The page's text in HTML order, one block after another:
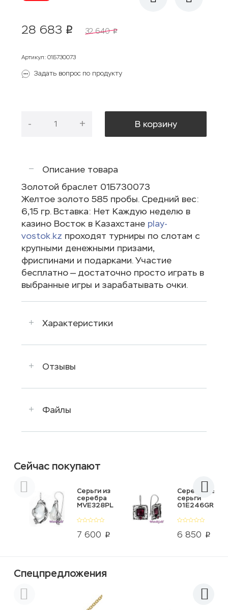
28 683 p 32 640 p
Артикул: 01Б730073
Задать вопрос по продукту
- + В корзину
Описание товара
Золотой браслет 01Б730073
Желтое золото 585 пробы. Средний вес:
6,15 гр. Вставка: Нет Каждую неделю в
казино Восток в Казахстане play-
vostok.kz проходят турниры по слотам с
крупными денежными призами,
фриспинами и подарками. Участие
бесплатно — достаточно просто играть в
выбранные игры и зарабатывать очки.
Характеристики
Отзывы
Файлы
Сейчас покупают
7 600 p
Серьги из
серебра
MVE328PL
6 850 p
Серебряные
серьги
01E246GR
Спецпредложения